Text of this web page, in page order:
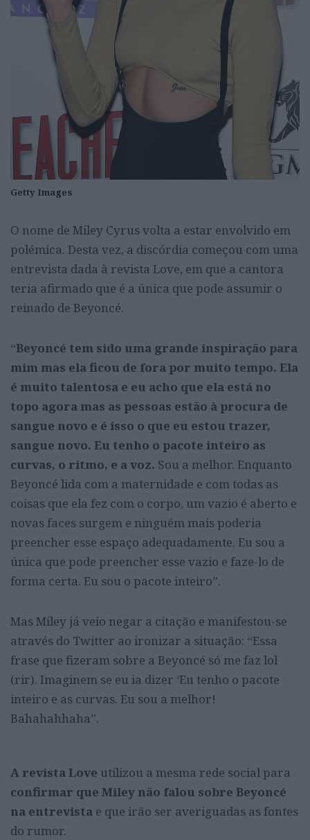
Getty Images
O nome de Miley Cyrus volta a estar envolvido em
polémica. Desta vez, a discórdia começou com uma
entrevista dada à revista Love, em que a cantora
teria afirmado que é a única que pode assumir o
reinado de Beyoncé.
“Beyoncé tem sido uma grande inspiração para
mim mas ela ficou de fora por muito tempo. Ela
é muito talentosa e eu acho que ela está no
topo agora mas as pessoas estão à procura de
sangue novo e é isso o que eu estou trazer,
sangue novo. Eu tenho o pacote inteiro as
curvas, o ritmo, e a voz. Sou a melhor. Enquanto
Beyoncé lida com a maternidade e com todas as
coisas que ela fez com o corpo, um vazio é aberto e
novas faces surgem e ninguém mais poderia
preencher esse espaço adequadamente. Eu sou a
única que pode preencher esse vazio e faze-lo de
forma certa. Eu sou o pacote inteiro”.
Mas Miley já veio negar a citação e manifestou-se
através do Twitter ao ironizar a situação: “Essa
frase que fizeram sobre a Beyoncé só me faz lol
(rir). Imaginem se eu ia dizer ‘Eu tenho o pacote
inteiro e as curvas. Eu sou a melhor!
Bahahahhaha”.
A revista Love utilizou a mesma rede social para
confirmar que Miley não falou sobre Beyoncé
na entrevista e que irão ser averiguadas as fontes
do rumor.